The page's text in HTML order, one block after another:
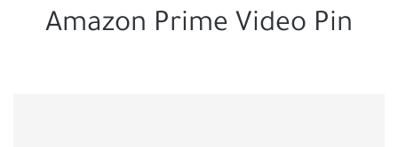
Amazon Prime Video Pin